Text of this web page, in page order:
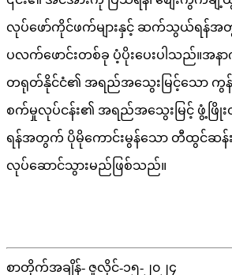
လုပ်ဖော်ကိုင်ဖက်များနှင့် ဆက်သွယ်ရန်အ
ပလက်ဖောင်းတစ်ခု ပံ့ပိုးပေးပါသည်။အ
တရုတ်နိုင်ငံ၏ အရည်အသွေးမြင့်သော ကွ
စက်မှုလုပ်ငန်း၏ အရည်အသွေးမြင့် ဖွံ့ဖြို
ရန်အတွက် ပိုမိုကောင်းမွန်သော တီထွင်ဆန်
လုပ်ဆောင်သွားမည်ဖြစ်သည်။
စာတိုက်အချိန်- ဇူလိုင်-၁၅-၂၀၂၄